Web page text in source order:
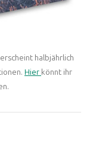
halbjährlich
Hier könnt ihr